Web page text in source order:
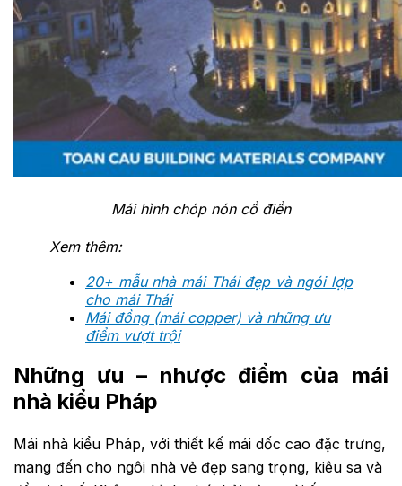
Mái hình chóp nón cổ điển
Xem thêm:
20+ mẫu nhà mái Thái đẹp và ngói lợp
cho mái Thái
Mái đồng (mái copper) và những ưu
điểm vượt trội
Những ưu – nhược điểm của mái
nhà kiểu Pháp
Mái nhà kiểu Pháp, với thiết kế mái dốc cao đặc trưng,
mang đến cho ngôi nhà vẻ đẹp sang trọng, kiêu sa và